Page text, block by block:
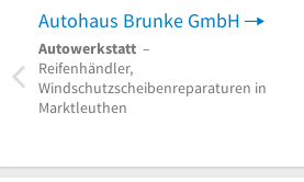
Autohaus Brunke GmbH
Autowerkstatt –
Reifenhändler,
Windschutzscheibenreparaturen in
Marktleuthen